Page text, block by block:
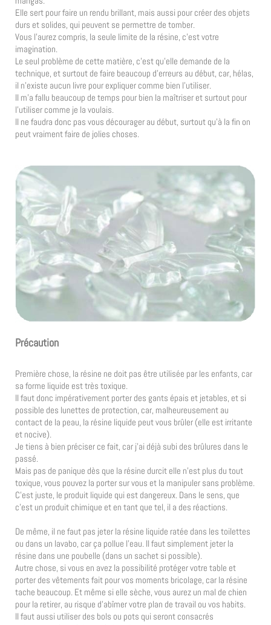
Elle sert pour faire un rendu brillant, mais aussi pour créer des objets
durs et solides, qui peuvent se permettre de tomber.
Vous l’aurez compris, la seule limite de la résine, c’est votre
imagination.
Le seul problème de cette matière, c’est qu’elle demande de la
technique, et surtout de faire beaucoup d’erreurs au début, car, hélas,
il n’existe aucun livre pour expliquer comme bien l’utiliser.
Il m’a fallu beaucoup de temps pour bien la maîtriser et surtout pour
l’utiliser comme je la voulais.
Il ne faudra donc pas vous décourager au début, surtout qu’à la fin on
peut vraiment faire de jolies choses.
Précaution
Première chose, la résine ne doit pas être utilisée par les enfants, car
sa forme liquide est très toxique.
Il faut donc impérativement porter des gants épais et jetables, et si
possible des lunettes de protection, car, malheureusement au
contact de la peau, la résine liquide peut vous brûler (elle est irritante
et nocive).
Je tiens à bien préciser ce fait, car j’ai déjà subi des brûlures dans le
passé.
Mais pas de panique dès que la résine durcit elle n’est plus du tout
toxique, vous pouvez la porter sur vous et la manipuler sans problème.
C’est juste, le produit liquide qui est dangereux. Dans le sens, que
c’est un produit chimique et en tant que tel, il a des réactions.
De même, il ne faut pas jeter la résine liquide ratée dans les toilettes
ou dans un lavabo, car ça pollue l’eau. Il faut simplement jeter la
résine dans une poubelle (dans un sachet si possible).
Autre chose, si vous en avez la possibilité protéger votre table et
porter des vêtements fait pour vos moments bricolage, car la résine
tache beaucoup. Et même si elle sèche, vous aurez un mal de chien
pour la retirer, au risque d’abîmer votre plan de travail ou vos habits.
Il faut aussi utiliser des bols ou pots qui seront consacrés